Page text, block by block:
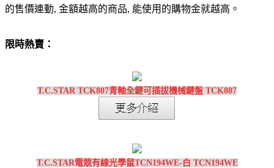
的售價連動, 金額越高的商品, 能使用的購物金就越高。
限時熱賣：
T.C.STAR TCK807青軸全鍵可插拔機械鍵盤 TCK807
T.C.STAR電競有線光學鼠TCN194WE-白 TCN194WE